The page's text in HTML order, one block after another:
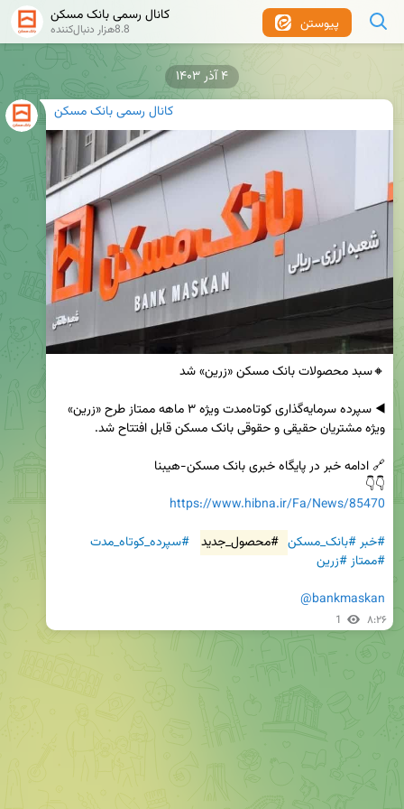
پیوستن کانال رسمی بانک مسکن
8.8هزار دنبال‌کننده
کانال رسمی بانک مسکن
👇👇
https://www.hibna.ir/Fa/News/85470
#خبر#بانک_مسکن #محصول_جدید
#سپرده_کوتاه_مدت
#ممتاز#زرین
@bankmaskan
1 ۸:۲۶
۴ آذر ۱۴۰۳